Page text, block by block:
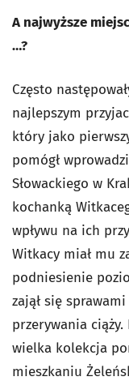
A najwyższe
…?
Często
najlepszym
który jako
pomógł
Słowackiego w
kochanką
wpływu na ich
Witkacy miał mu
podniesienie
zajął się
przerywania
wielka kolekcja
mieszkaniu